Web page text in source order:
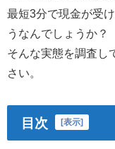
最短3分で現金が受
うなんでしょうか？
そんな実態を調査し
さい。
目次 [表示]